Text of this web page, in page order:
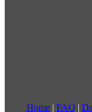
Home | FAQ |